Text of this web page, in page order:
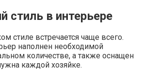
стиль в интерьере
стиле встречается чаще всего.
наполнен необходимой
количестве, а также оснащен
каждой хозяйке.